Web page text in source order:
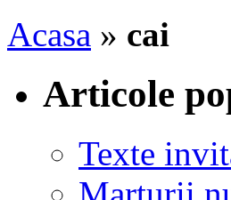
Acasa » cai
Articole
Texte